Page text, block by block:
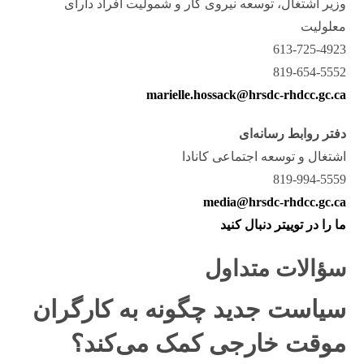
وزیر اشتغال، توسعه نیروی کار و شمولیت افراد دارای
معلولیت
613-725-4923
819-654-5552
marielle.hossack@hrsdc-rhdcc.gc.ca
دفتر روابط رسانه‌ای
اشتغال و توسعه اجتماعی کانادا
819-994-5559
media@hrsdc-rhdcc.gc.ca
ما را در توییتر دنبال کنید
سؤالات متداول
سیاست جدید چگونه به کارگران
موقت خارجی کمک می‌کند؟